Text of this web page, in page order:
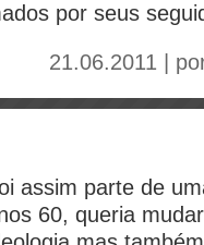
por seus
21.06.2011 |
assim parte de
60, queria